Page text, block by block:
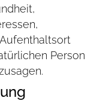
Person